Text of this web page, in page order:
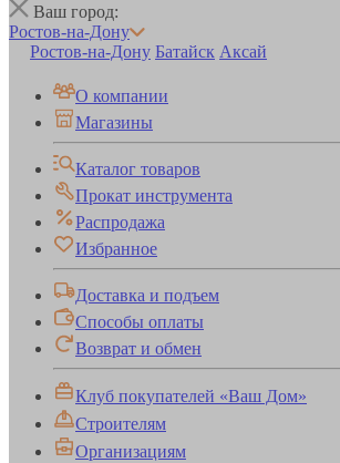
Ваш город:
Ростов-на-Дону
Ростов-на-Дону Батайск Аксай
О компании
Магазины
Каталог товаров
Прокат инструмента
Распродажа
Избранное
Доставка и подъем
Способы оплаты
Возврат и обмен
Клуб покупателей «Ваш Дом»
Строителям
Организациям